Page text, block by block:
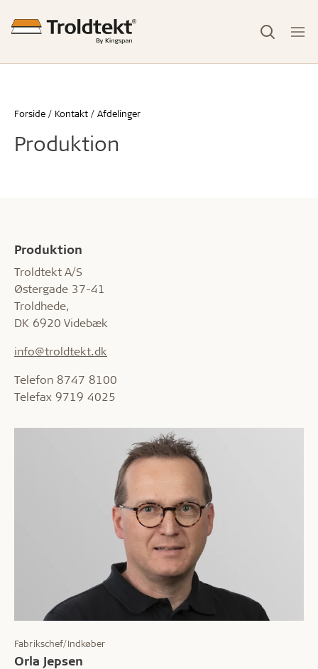
Forside Kontakt Afdelinger
Produktion
Produktion
Troldtekt A/S
Østergade 37-41
Troldhede,
DK 6920 Videbæk
info@troldtekt.dk
Telefon 8747 8100
Telefax 9719 4025
Fabrikschef/Indkøber
Orla Jepsen